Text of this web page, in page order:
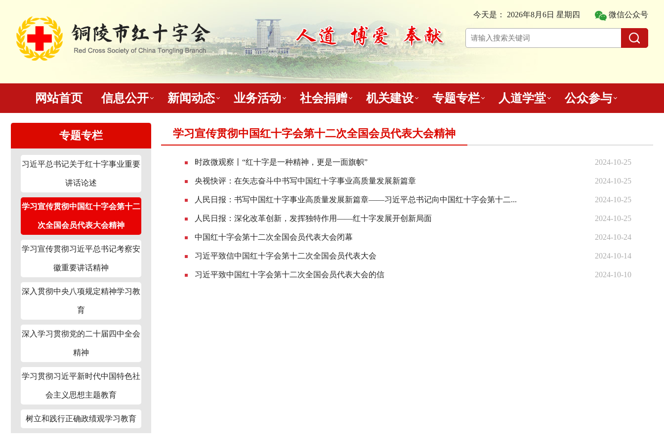
微信公众号
今天是： 2026年8月6日 星期四
网站首页 信息公开 新闻动态 业务活动 社会捐赠 机关建设 专题专栏 人道学堂 公众参与
专题专栏
习近平总书记关于红十字事业重要
讲话论述
学习宣传贯彻中国红十字会第十二
次全国会员代表大会精神
学习宣传贯彻习近平总书记考察安
徽重要讲话精神
深入贯彻中央八项规定精神学习教
育
深入学习贯彻党的二十届四中全会
精神
学习贯彻习近平新时代中国特色社
会主义思想主题教育
树立和践行正确政绩观学习教育
学习宣传贯彻中国红十字会第十二次全国会员代表大会精神
2024-10-25
时政微观察丨“红十字是一种精神，更是一面旗帜”
2024-10-25
央视快评：在矢志奋斗中书写中国红十字事业高质量发展新篇章
2024-10-25
人民日报：书写中国红十字事业高质量发展新篇章——习近平总书记向中国红十字会第十二...
2024-10-25
人民日报：深化改革创新，发挥独特作用——红十字发展开创新局面
2024-10-24
中国红十字会第十二次全国会员代表大会闭幕
2024-10-14
习近平致信中国红十字会第十二次全国会员代表大会
2024-10-10
习近平致中国红十字会第十二次全国会员代表大会的信